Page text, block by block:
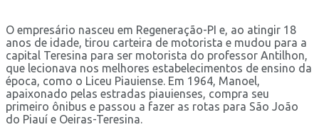
O empresário nasceu em Regeneração-PI e, ao atingir 18
anos de idade, tirou carteira de motorista e mudou para a
capital Teresina para ser motorista do professor Antilhon,
que lecionava nos melhores estabelecimentos de ensino da
época, como o Liceu Piauiense. Em 1964, Manoel,
apaixonado pelas estradas piauienses, compra seu
primeiro ônibus e passou a fazer as rotas para São João
do Piauí e Oeiras-Teresina.